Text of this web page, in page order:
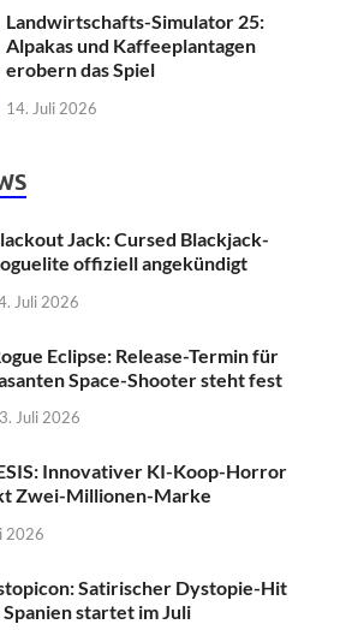
Landwirtschafts-Simulator 25:
Alpakas und Kaffeeplantagen
erobern das Spiel
14. Juli 2026
Jack: Cursed Blackjack-
offiziell angekündigt
Juli 2026
Eclipse: Release-Termin für
Space-Shooter steht fest
Juli 2026
Innovativer KI-Koop-Horror
Zwei-Millionen-Marke
2026
Satirischer Dystopie-Hit
Spanien startet im Juli